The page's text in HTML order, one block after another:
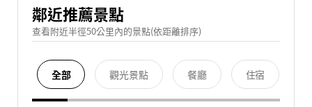
鄰近推薦景點
查看附近半徑50公里內的景點(依距離排序)
全部 觀光景點 餐廳 住宿